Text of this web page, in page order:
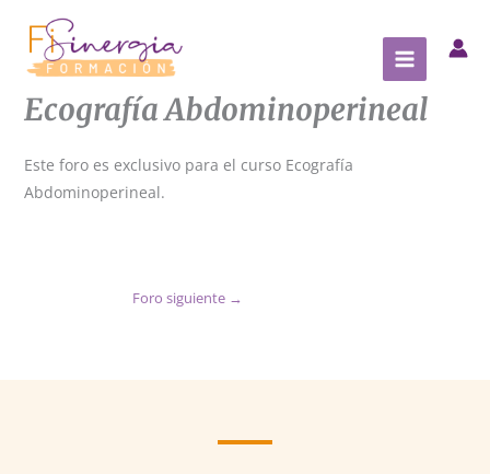
contenido
Ecografía Abdominoperineal
Este foro es exclusivo para el curso Ecografía
Abdominoperineal.
Foro siguiente →